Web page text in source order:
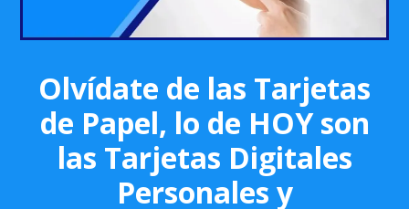
Olvídate de las Tarjetas
de Papel, lo de HOY son
las Tarjetas Digitales
Personales y